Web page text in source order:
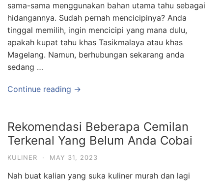
sama-sama menggunakan bahan utama tahu sebagai
hidangannya. Sudah pernah mencicipinya? Anda
tinggal memilih, ingin mencicipi yang mana dulu,
apakah kupat tahu khas Tasikmalaya atau khas
Magelang. Namun, berhubungan sekarang anda
sedang …
Continue reading →
Rekomendasi Beberapa Cemilan
Terkenal Yang Belum Anda Cobai
KULINER · MAY 31, 2023
Nah buat kalian yang suka kuliner murah dan lagi